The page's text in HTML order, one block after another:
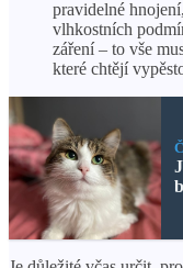
pravidelné
vlhkostních
záření – to vše
které chtějí